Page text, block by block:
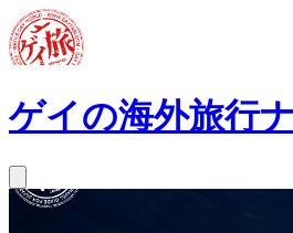
ゲイの海外旅行